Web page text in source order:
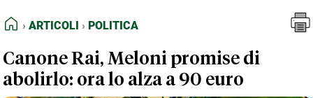
FEED RSS
NORMATIVE DEONTOLOGICHE
TERMINI e CONDIZIONI
HOME
ARTICOLI POLITICA
Canone Rai, Meloni promise di
abolirlo: ora lo alza a 90 euro